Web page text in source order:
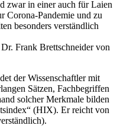
zwar in einer auch für Laien
Corona-Pandemie und zu
besonders verständlich
Frank Brettschneider von
der Wissenschaftler mit
Sätzen, Fachbegriffen
solcher Merkmale bilden
(HIX). Er reicht von